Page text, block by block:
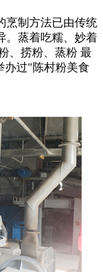
烹制方法已由传统
。蒸着吃糯、妙着
、捞粉、蒸粉 最
办过"陈村粉美食